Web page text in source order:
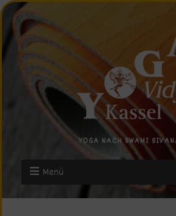
YOGA NACH SWAMI
Menü